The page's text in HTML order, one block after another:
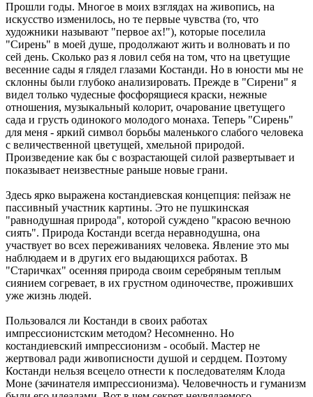
Прошли годы. Многое в моих взглядах на живопись, на
искусство изменилось, но те первые чувства (то, что
художники называют "первое ах!"), которые поселила
"Сирень" в моей душе, продолжают жить и волновать и по
сей день. Сколько раз я ловил себя на том, что на цветущие
весенние сады я глядел глазами Костанди. Но в юности мы не
склонны были глубоко анализировать. Прежде в "Сирени" я
видел только чудесные фосфорящиеся краски, нежные
отношения, музыкальный колорит, очарование цветущего
сада и грусть одинокого молодого монаха. Теперь "Сирень"
для меня - яркий символ борьбы маленького слабого человека
с величественной цветущей, хмельной природой.
Произведение как бы с возрастающей силой развертывает и
показывает неизвестные раньше новые грани.
Здесь ярко выражена костандиевская концепция: пейзаж не
пассивный участник картины. Это не пушкинская
"равнодушная природа", которой суждено "красою вечною
сиять". Природа Костанди всегда неравнодушна, она
участвует во всех переживаниях человека. Явление это мы
наблюдаем и в других его выдающихся работах. В
"Старичках" осенняя природа своим серебряным теплым
сиянием согревает, в их грустном одиночестве, проживших
уже жизнь людей.
Пользовался ли Костанди в своих работах
импрессионистским методом? Несомненно. Но
костандиевский импрессионизм - особый. Мастер не
жертвовал ради живописности душой и сердцем. Поэтому
Костанди нельзя всецело отнести к последователям Клода
Моне (зачинателя импрессионизма). Человечность и гуманизм